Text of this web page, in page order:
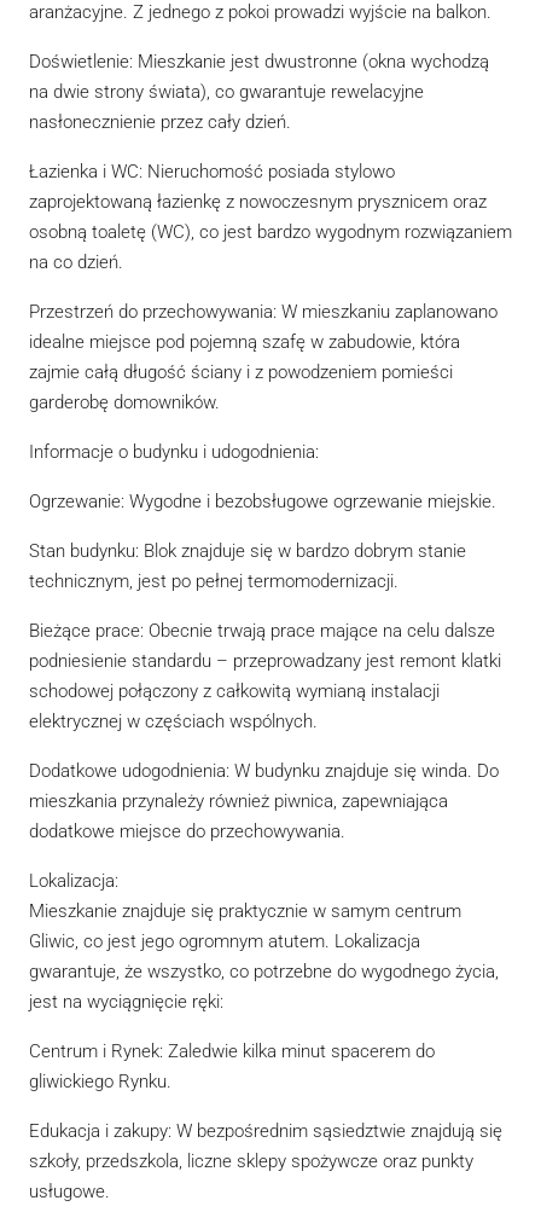
aranżacyjne. Z jednego z pokoi prowadzi wyjście na balkon.
Doświetlenie: Mieszkanie jest dwustronne (okna wychodzą
na dwie strony świata), co gwarantuje rewelacyjne
nasłonecznienie przez cały dzień.
Łazienka i WC: Nieruchomość posiada stylowo
zaprojektowaną łazienkę z nowoczesnym prysznicem oraz
osobną toaletę (WC), co jest bardzo wygodnym rozwiązaniem
na co dzień.
Przestrzeń do przechowywania: W mieszkaniu zaplanowano
idealne miejsce pod pojemną szafę w zabudowie, która
zajmie całą długość ściany i z powodzeniem pomieści
garderobę domowników.
Informacje o budynku i udogodnienia:
Ogrzewanie: Wygodne i bezobsługowe ogrzewanie miejskie.
Stan budynku: Blok znajduje się w bardzo dobrym stanie
technicznym, jest po pełnej termomodernizacji.
Bieżące prace: Obecnie trwają prace mające na celu dalsze
podniesienie standardu – przeprowadzany jest remont klatki
schodowej połączony z całkowitą wymianą instalacji
elektrycznej w częściach wspólnych.
Dodatkowe udogodnienia: W budynku znajduje się winda. Do
mieszkania przynależy również piwnica, zapewniająca
dodatkowe miejsce do przechowywania.
Lokalizacja:
Mieszkanie znajduje się praktycznie w samym centrum
Gliwic, co jest jego ogromnym atutem. Lokalizacja
gwarantuje, że wszystko, co potrzebne do wygodnego życia,
jest na wyciągnięcie ręki:
Centrum i Rynek: Zaledwie kilka minut spacerem do
gliwickiego Rynku.
Edukacja i zakupy: W bezpośrednim sąsiedztwie znajdują się
szkoły, przedszkola, liczne sklepy spożywcze oraz punkty
usługowe.